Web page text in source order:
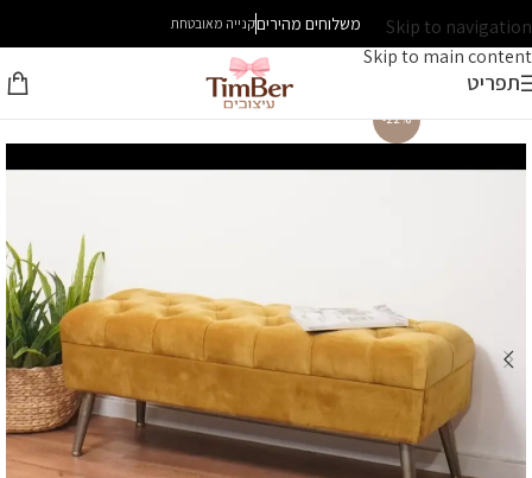
Skip to navigation
Skip to main content
משלוחים מהיריםקנייה מאובטחת
תפריט
-22%